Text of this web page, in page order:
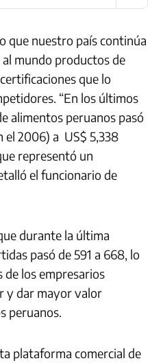
que nuestro país continúa
mundo productos de
que lo
“En los últimos
alimentos peruanos pasó
el 2006) a US$ 5,338
representó un
el funcionario de
durante la última
pasó de 591 a 668, lo
los empresarios
y dar mayor valor
peruanos.
plataforma comercial de